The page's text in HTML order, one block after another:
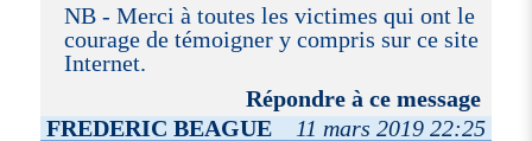
NB - Merci à toutes les victimes qui ont le
courage de témoigner y compris sur ce site
Internet.
Répondre à ce message
FREDERIC BEAGUE
11 mars 2019 22:25